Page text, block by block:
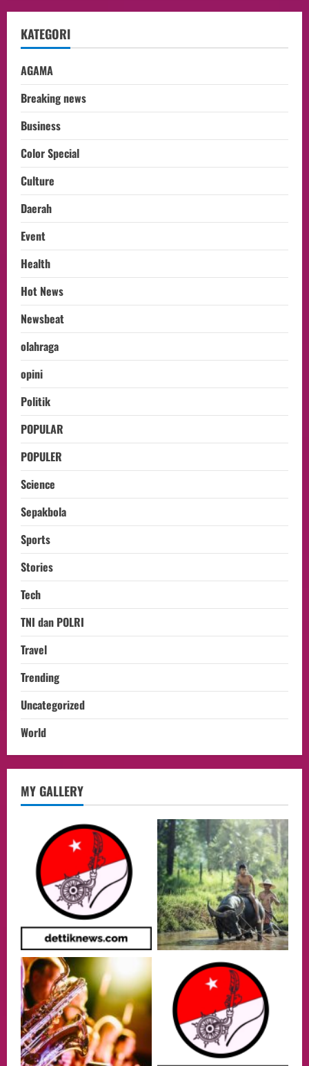
KATEGORI
AGAMA
Breaking news
Business
Color Special
Culture
Daerah
Event
Health
Hot News
Newsbeat
olahraga
opini
Politik
POPULAR
POPULER
Science
Sepakbola
Sports
Stories
Tech
TNI dan POLRI
Travel
Trending
Uncategorized
World
MY GALLERY
lembaga investor, Berorientasi Untuk
Meningkatkan SDM
05/08/2026
3
Health
Aliyuddin: Anak Indonesia di Luar Negeri
Harus Berprestasi, Berkarakter, dan
Menjaga Nama Baik Bangsa
05/08/2026
4
Putusan Diundur Lagi, Pernyataan
Hakim pada Sidang Sebelumnya Jadi
Sorotan
05/08/2026
Politik